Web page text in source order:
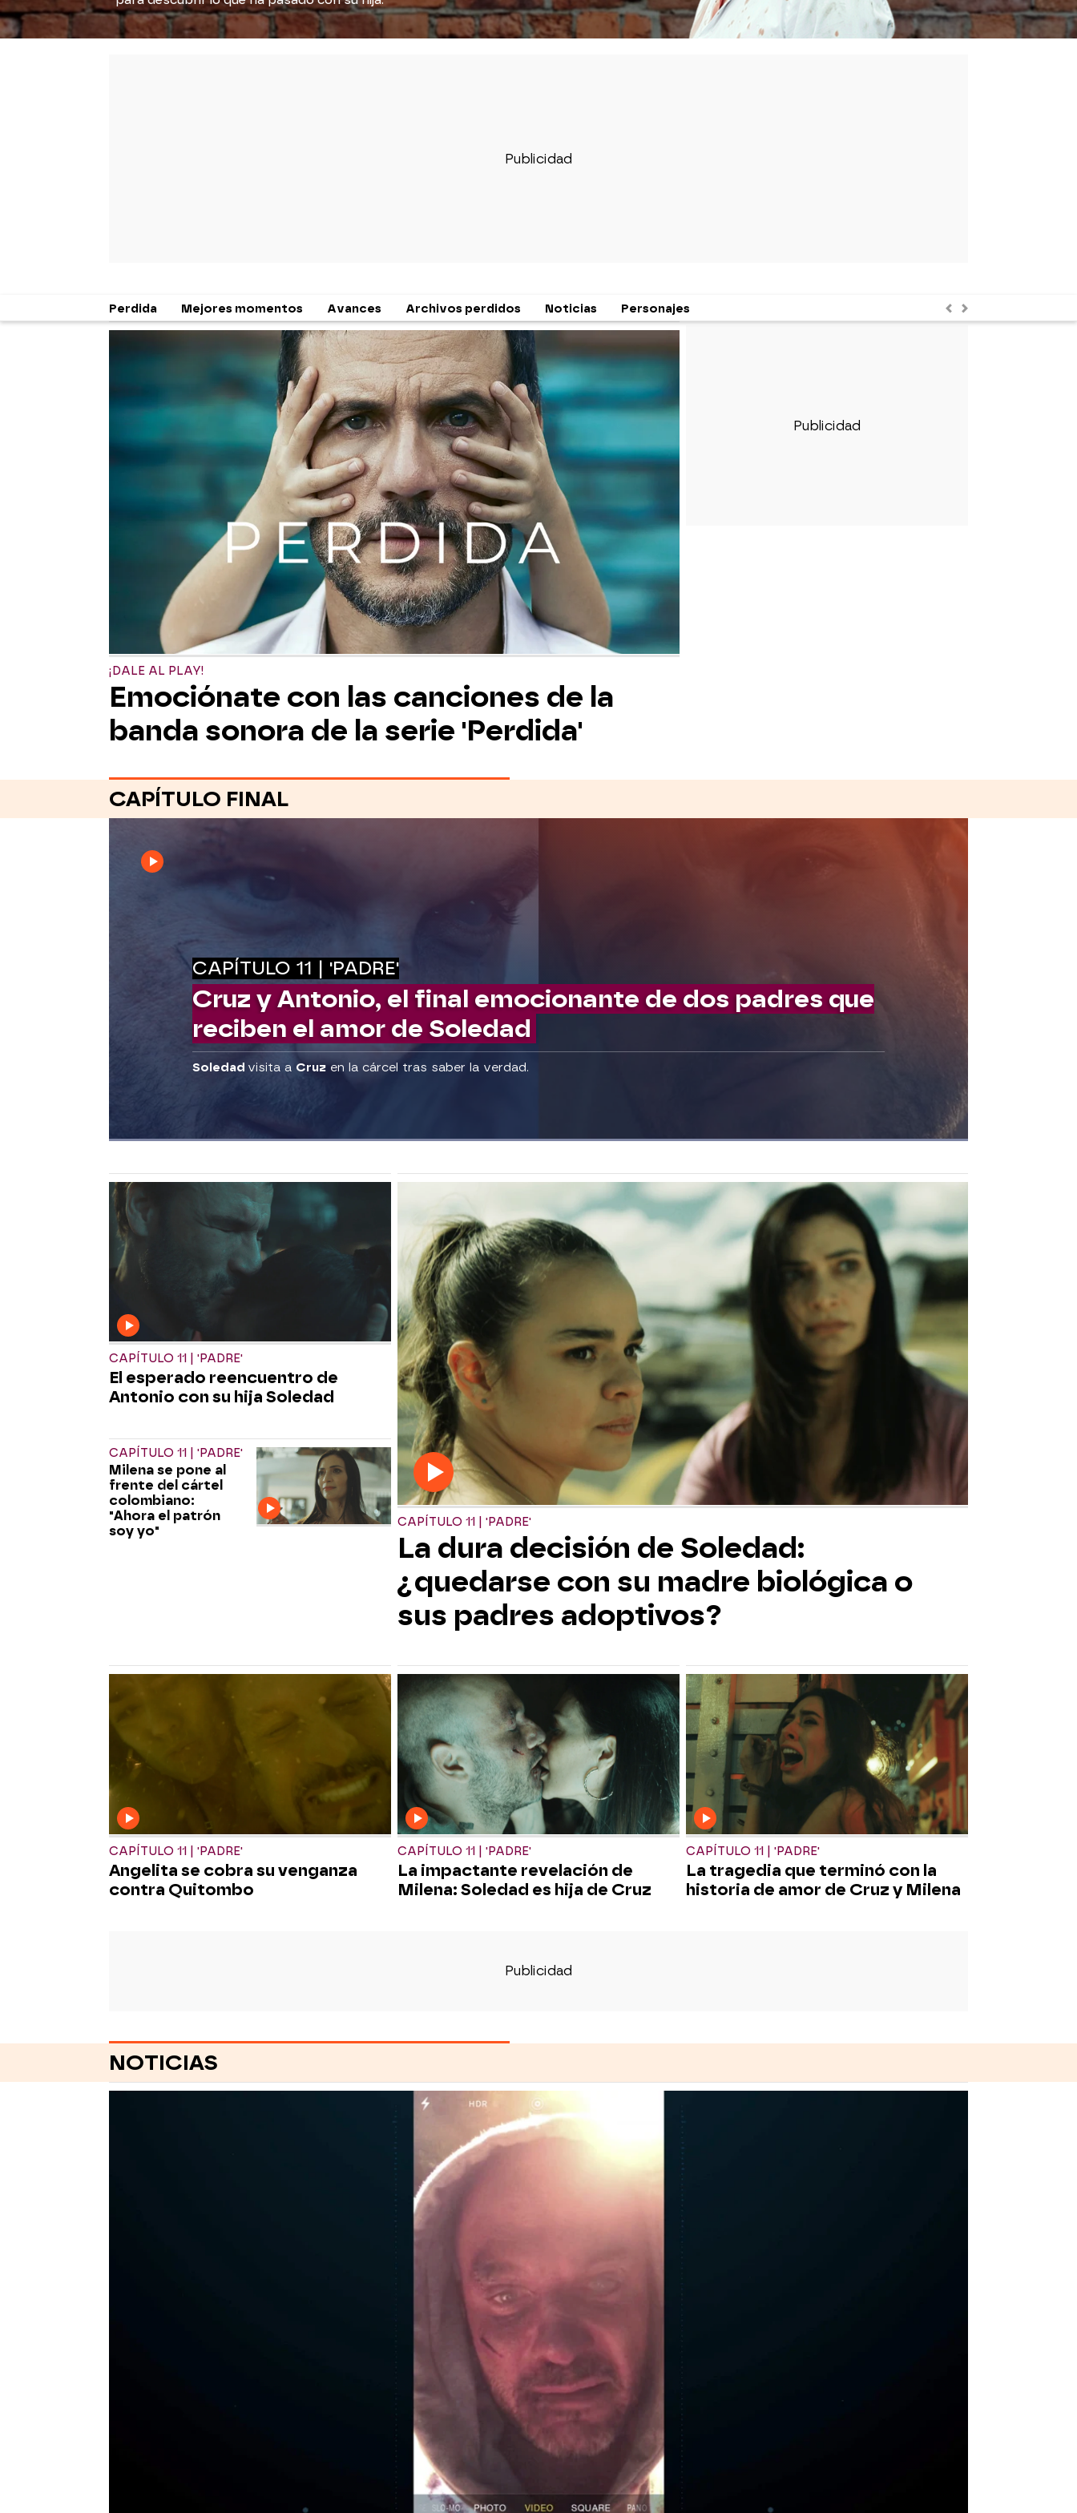
Perdida Mejores momentos Avances Archivos perdidos Noticias Personajes AnteriorSiguiente
¡DALE AL PLAY!
Emociónate con las canciones de la
banda sonora de la serie 'Perdida'
CAPÍTULO FINAL
CAPÍTULO 11 | 'PADRE'
Cruz y Antonio, el final emocionante de dos padres que
reciben el amor de Soledad
Soledad visita a Cruz en la cárcel tras saber la verdad.
CAPÍTULO 11 | 'PADRE'
El esperado reencuentro de
Antonio con su hija Soledad
CAPÍTULO 11 | 'PADRE'
Milena se pone al
frente del cártel
colombiano:
"Ahora el patrón
soy yo"
CAPÍTULO 11 | 'PADRE'
La dura decisión de Soledad:
¿quedarse con su madre biológica o
sus padres adoptivos?
CAPÍTULO 11 | 'PADRE'
Angelita se cobra su venganza
contra Quitombo
CAPÍTULO 11 | 'PADRE'
La impactante revelación de
Milena: Soledad es hija de Cruz
CAPÍTULO 11 | 'PADRE'
La tragedia que terminó con la
historia de amor de Cruz y Milena
NOTICIAS